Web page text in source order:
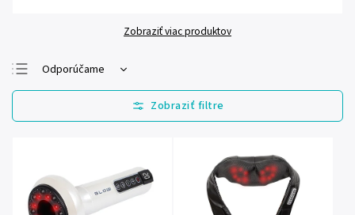
Zobraziť viac produktov
Odporúčame
Najlacnejšie
Najdrahšie